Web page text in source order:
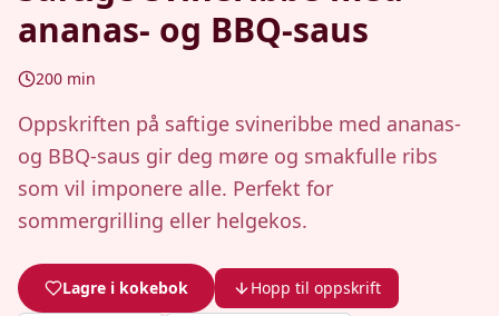
ananas- og BBQ-saus
200 min
Oppskriften på saftige svineribbe med ananas-
og BBQ-saus gir deg møre og smakfulle ribs
som vil imponere alle. Perfekt for
sommergrilling eller helgekos.
Lagre i kokebok Hopp til oppskrift